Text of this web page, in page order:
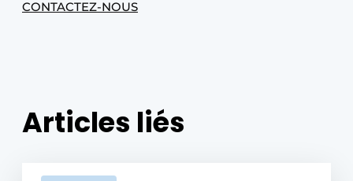
CONTACTEZ-NOUS
Articles liés